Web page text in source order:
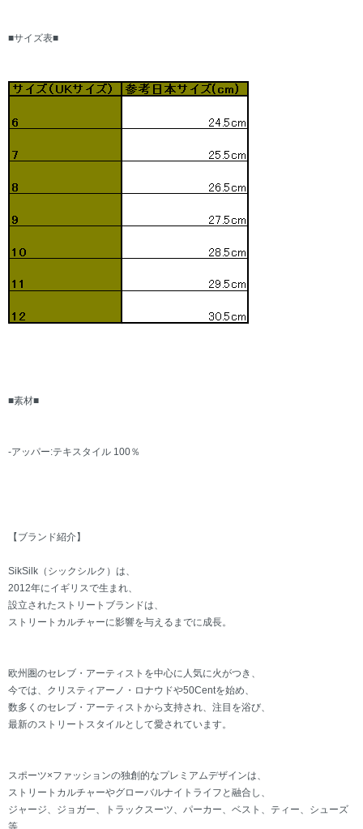
■サイズ表■
■素材■
-アッパー:テキスタイル 100％
【ブランド紹介】
SikSilk（シックシルク）は、
2012年にイギリスで生まれ、
設立されたストリートブランドは、
ストリートカルチャーに影響を与えるまでに成長。
欧州圏のセレブ・アーティストを中心に人気に火がつき、
今では、クリスティアーノ・ロナウドや50Centを始め、
数多くのセレブ・アーティストから支持され、注目を浴び、
最新のストリートスタイルとして愛されています。
スポーツ×ファッションの独創的なプレミアムデザインは、
ストリートカルチャーやグローバルナイトライフと融合し、
ジャージ、ジョガー、トラックスーツ、パーカー、ベスト、ティー、シューズ
等、